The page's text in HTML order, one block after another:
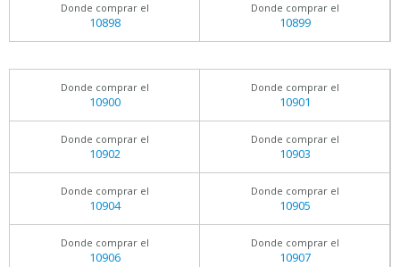
Donde comprar el
10898
Donde comprar el
10899
Donde comprar el
10900
Donde comprar el
10901
Donde comprar el
10902
Donde comprar el
10903
Donde comprar el
10904
Donde comprar el
10905
Donde comprar el
10906
Donde comprar el
10907